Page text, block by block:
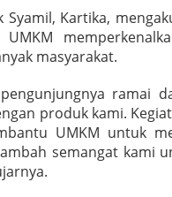
F
o
r
t
a
s
S
u
m
Syamil, Kartika,
masyarakat.
ramai
produk kami.
UMKM untuk
semangat kami